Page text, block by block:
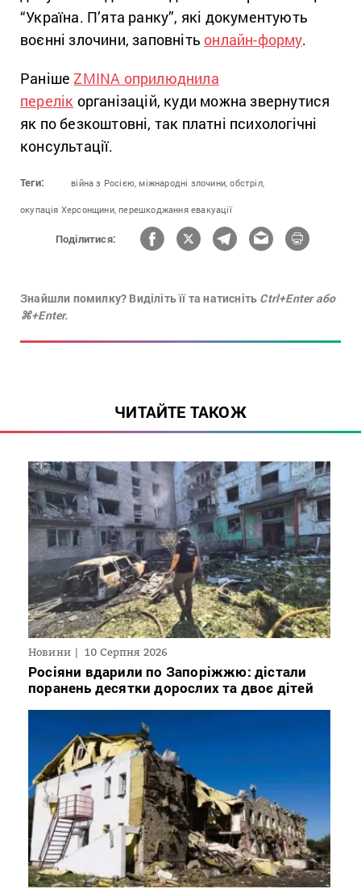
“Україна. П’ята ранку”, які документують
воєнні злочини, заповніть онлайн-форму.
РанішеZMINA оприлюднила
перелік організацій, куди можна звернутися
як по безкоштовні, так платні психологічні
консультації.
Теги: війна з Росією, міжнародні злочини, обстріл,
окупація Херсонщини, перешкоджання евакуації
Поділитися:
Знайшли помилку? Виділіть її та натисніть Ctrl+Enter або
⌘+Enter.
ЧИТАЙТЕ ТАКОЖ
Новини 10 Серпня 2026
Росіяни вдарили по Запоріжжю: дістали
поранень десятки дорослих та двоє дітей